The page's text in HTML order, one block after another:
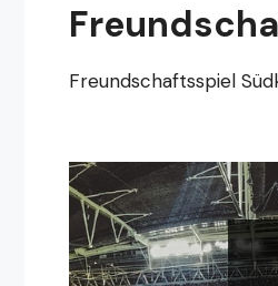
Freundschaftsspiel